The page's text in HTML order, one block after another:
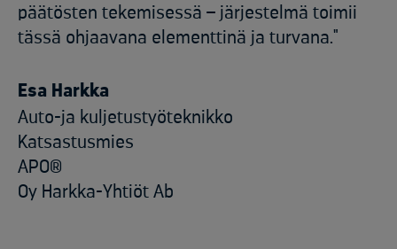
päätösten tekemisessä – järjestelmä toimii
tässä ohjaavana elementtinä ja turvana."
Esa Harkka
Auto-ja kuljetustyöteknikko
Katsastusmies
APO®
Oy Harkka-Yhtiöt Ab